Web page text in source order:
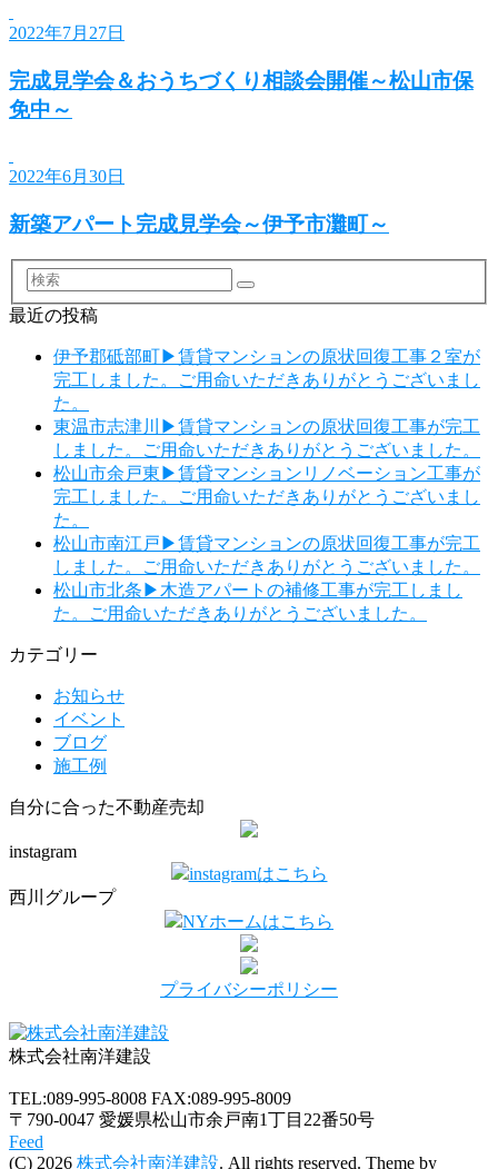
2022年7月27日
完成見学会＆おうちづくり相談会開催～松山市保
免中～
2022年6月30日
新築アパート完成見学会～伊予市灘町～
検
索
最近の投稿
伊予郡砥部町▶賃貸マンションの原状回復工事２室が
完工しました。ご用命いただきありがとうございまし
た。
東温市志津川▶賃貸マンションの原状回復工事が完工
しました。ご用命いただきありがとうございました。
松山市余戸東▶賃貸マンションリノベーション工事が
完工しました。ご用命いただきありがとうございまし
た。
松山市南江戸▶賃貸マンションの原状回復工事が完工
しました。ご用命いただきありがとうございました。
松山市北条▶木造アパートの補修工事が完工しまし
た。ご用命いただきありがとうございました。
カテゴリー
お知らせ
イベント
ブログ
施工例
自分に合った不動産売却
instagram
instagramはこちら
西川グループ
NYホームはこちら
プライバシーポリシー
株式会社南洋建設
TEL:089-995-8008 FAX:089-995-8009
〒790-0047 愛媛県松山市余戸南1丁目22番50号
Feed
(C) 2026 株式会社南洋建設. All rights reserved. Theme by